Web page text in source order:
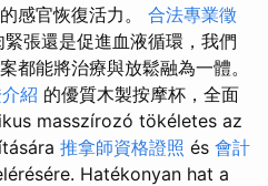
感官恢復活力。 合法專業徵
張還是促進血液循環，我們
都能將治療與放鬆融為一體。
紹 的優質木製按摩杯，全面
masszírozó tökéletes az
推拿師資格證照 és 會計
Hatékonyan hat a